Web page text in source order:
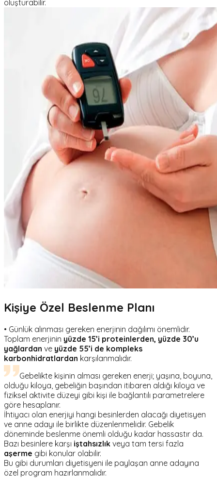
oluşturabilir.
Kişiye Özel Beslenme Planı
• Günlük alınması gereken enerjinin dağılımı önemlidir.
Toplam enerjinin yüzde 15’i proteinlerden, yüzde 30’u
yağlardan ve yüzde 55’i de kompleks
karbonhidratlardan karşılanmalıdır.
Gebelikte kişinin alması gereken enerji; yaşına, boyuna,
olduğu kiloya, gebeliğin başından itibaren aldığı kiloya ve
fiziksel aktivite düzeyi gibi kişi ile bağlantılı parametrelere
göre hesaplanır.
İhtiyacı olan enerjiyi hangi besinlerden alacağı diyetisyen
ve anne adayı ile birlikte düzenlenmelidir. Gebelik
döneminde beslenme önemli olduğu kadar hassastır da.
Bazı besinlere karşı iştahsızlık veya tam tersi fazla
aşerme gibi konular olabilir.
Bu gibi durumları diyetisyeni ile paylaşan anne adayına
özel program hazırlanmalıdır.